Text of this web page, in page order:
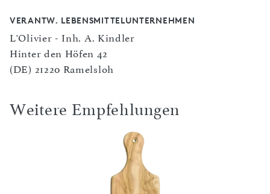
VERANTW. LEBENSMITTELUNTERNEHMEN
L'Olivier - Inh. A. Kindler
Hinter den Höfen 42
(DE) 21220 Ramelsloh
Weitere Empfehlungen